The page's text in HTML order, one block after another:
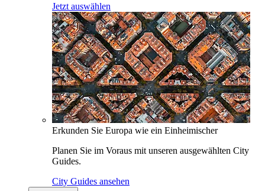
Jetzt auswählen
Erkunden Sie Europa wie ein Einheimischer
Planen Sie im Voraus mit unseren ausgewählten City
Guides.
City Guides ansehen